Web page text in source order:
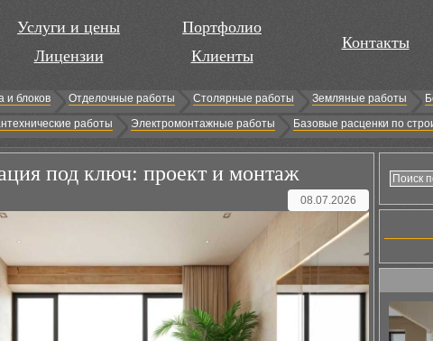
Услуги и цены
Лицензии
Портфолио
Клиенты
Контакты
и блоков Отделочные работы Столярные работы Земляные работы
работы Электромонтажные работы Базовые расценки по
под ключ: проект и монтаж
08.07.2026